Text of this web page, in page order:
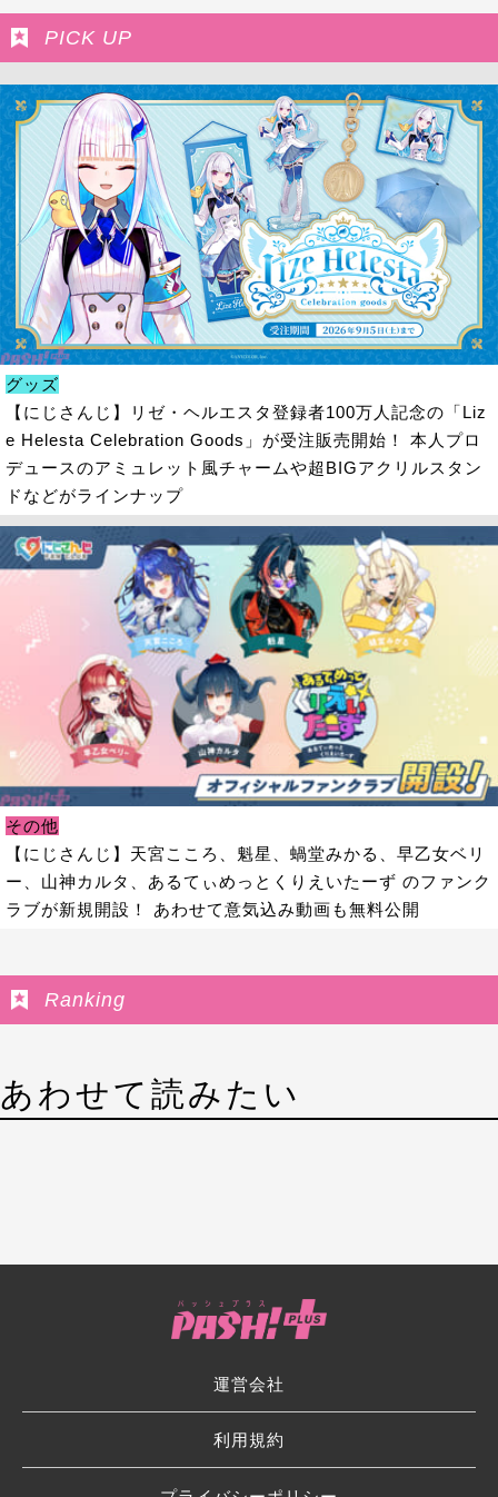
PICK UP
グッズ
【にじさんじ】リゼ・ヘルエスタ登録者100万人記念の「Liz
e Helesta Celebration Goods」が受注販売開始！ 本人プロ
デュースのアミュレット風チャームや超BIGアクリルスタン
ドなどがラインナップ
その他
【にじさんじ】天宮こころ、魁星、蝸堂みかる、早乙女ベリ
ー、山神カルタ、あるてぃめっとくりえいたーず のファンク
ラブが新規開設！ あわせて意気込み動画も無料公開
Ranking
あわせて読みたい
運営会社
利用規約